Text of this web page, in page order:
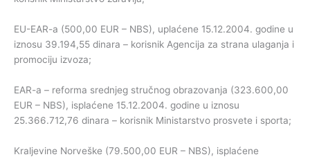
EU-EAR-a (500,00 EUR – NBS), uplaćene 15.12.2004. godine u
iznosu 39.194,55 dinara – korisnik Agencija za strana ulaganja i
promociju izvoza;
EAR-a – reforma srednjeg stručnog obrazovanja (323.600,00
EUR – NBS), isplaćene 15.12.2004. godine u iznosu
25.366.712,76 dinara – korisnik Ministarstvo prosvete i sporta;
Kraljevine Norveške (79.500,00 EUR – NBS), isplaćene